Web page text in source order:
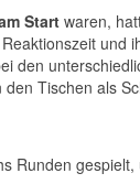
Startwaren,
und
den
Tischen als
Runden